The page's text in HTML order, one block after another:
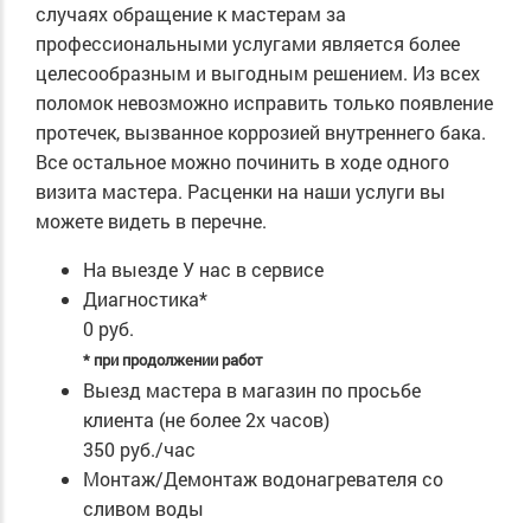
случаях обращение к мастерам за
профессиональными услугами является более
целесообразным и выгодным решением. Из всех
поломок невозможно исправить только появление
протечек, вызванное коррозией внутреннего бака.
Все остальное можно починить в ходе одного
визита мастера. Расценки на наши услуги вы
можете видеть в перечне.
На выездеУ нас в сервисе
Диагностика*
0 руб.
* при продолжении работ
Выезд мастера в магазин по просьбе
клиента (не более 2х часов)
350 руб./час
Монтаж/Демонтаж водонагревателя со
сливом воды